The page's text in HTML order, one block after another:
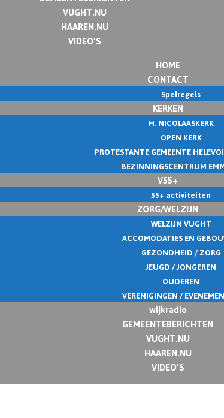
VUGHT.NU
HAAREN.NU
VIDEO’S
HOME
CONTACT
Spelregels
KERKEN
H. NICOLAASKERK
OPEN KERK
PROTESTANTE GEMEENTE
BEZINNINGSCENTRUM
V55+
55+ activiteiten
ZORG/WELZIJN
WELZIJN VUGHT
ACCOMODATIES EN
GEZONDHEID / ZORG
JEUGD / JONGEREN
OUDEREN
VERENIGINGEN /
wijkradio
GEMEENTEBERICHTEN
VUGHT.NU
HAAREN.NU
VIDEO’S